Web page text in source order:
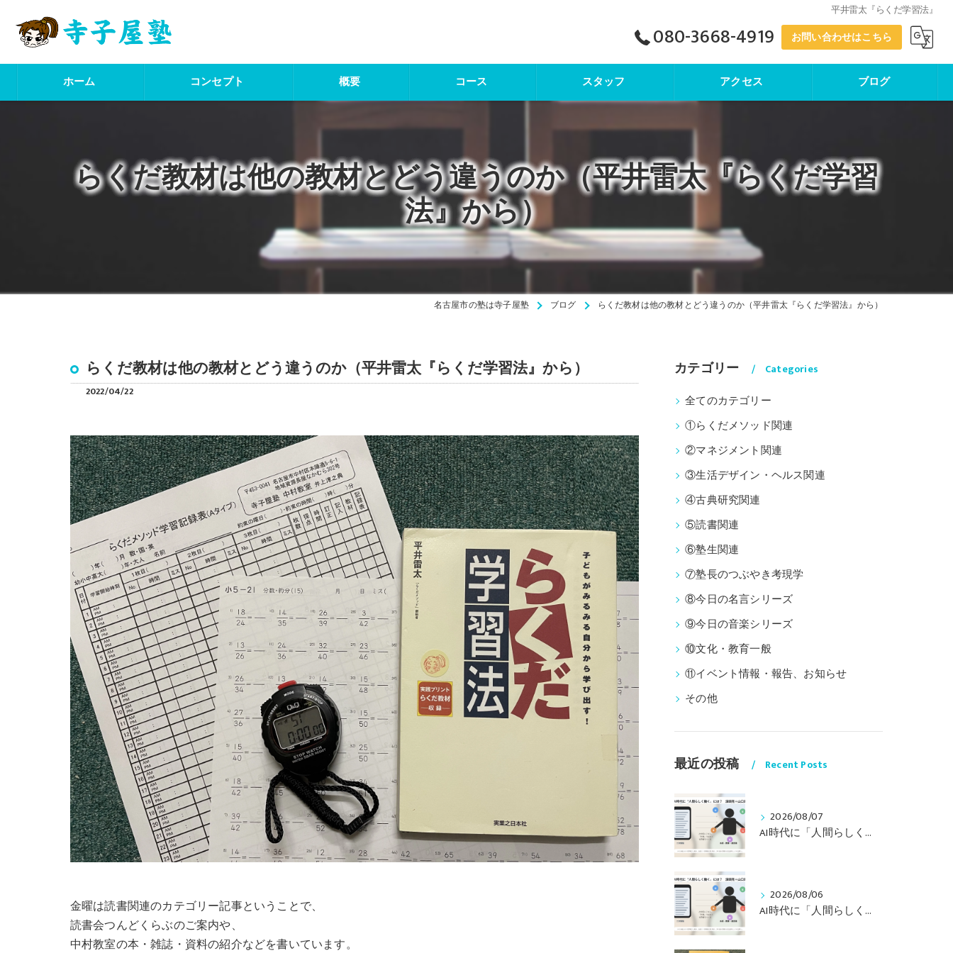
平井雷太『らくだ学習法』
080-3668-4919 お問い合わせはこちら
ホーム コンセプト 概要 コース スタッフ アクセス
寺子屋塾
ブログ
らくだ教材は他の教材とどう違うのか（平井雷太『らくだ学習
法』から）
名古屋市の塾は寺子屋塾 ブログ らくだ教材は他の教材とどう違うのか（平井雷太『らくだ学習法』から）
らくだ教材は他の教材とどう違うのか（平井雷太『らくだ学習法』から）
2022/04/22
金曜は読書関連のカテゴリー記事ということで、
読書会つんどくらぶのご案内や、
中村教室の本・雑誌・資料の紹介などを書いています。
カテゴリー Categories
全てのカテゴリー
①らくだメソッド関連
②マネジメント関連
③生活デザイン・ヘルス関連
④古典研究関連
⑤読書関連
⑥塾生関連
⑦塾長のつぶやき考現学
⑧今日の名言シリーズ
⑨今日の音楽シリーズ
⑩文化・教育一般
⑪イベント情報・報告、お知らせ
その他
最近の投稿 Recent Posts
2026/08/07
AI時代に「人間らしく働く」には？ 〜山口周さんの対談動画・文字起こし（その１）〜
2026/08/06
AI時代に「人間らしく働く」には？ 〜山口周さんのインタビュー記事、動画より〜